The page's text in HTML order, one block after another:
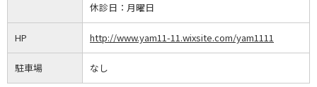
休診日： 月曜日
HP http://www.yam11-11.wixsite.com/yam1111
駐車場 なし